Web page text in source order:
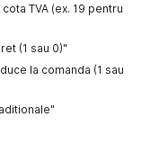
automat stocul
,
TVA (ex. 19 pentru
(1 sau 0)"
la comanda (1 sau